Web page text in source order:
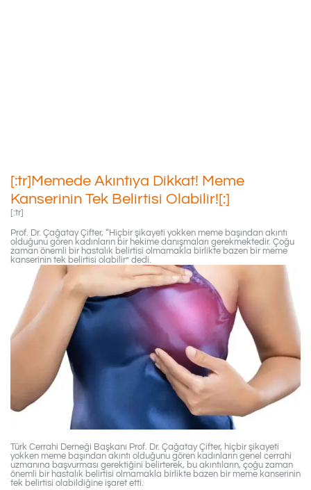
[:tr]Memede Akıntıya Dikkat! Meme
Kanserinin Tek Belirtisi Olabilir![:]
[:tr]
Prof. Dr. Çağatay Çifter, “Hiçbir şikayeti yokken meme başından akıntı
olduğunu gören kadınların bir hekime danışmaları gerekmektedir. Çoğu
zaman önemli bir hastalık belirtisi olmamakla birlikte bazen bir meme
kanserinin tek belirtisi olabilir” dedi.
Türk Cerrahi Derneği Başkanı Prof. Dr. Çağatay Çifter, hiçbir şikayeti
yokken meme başından akıntı olduğunu gören kadınların genel cerrahi
uzmanına başvurması gerektiğini belirterek, bu akıntıların, çoğu zaman
önemli bir hastalık belirtisi olmamakla birlikte bazen bir meme kanserinin
tek belirtisi olabildiğine işaret etti.